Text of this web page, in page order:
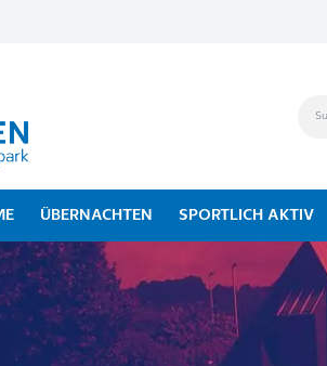
ÜBERNACHTEN SPORTLICH AKTIV